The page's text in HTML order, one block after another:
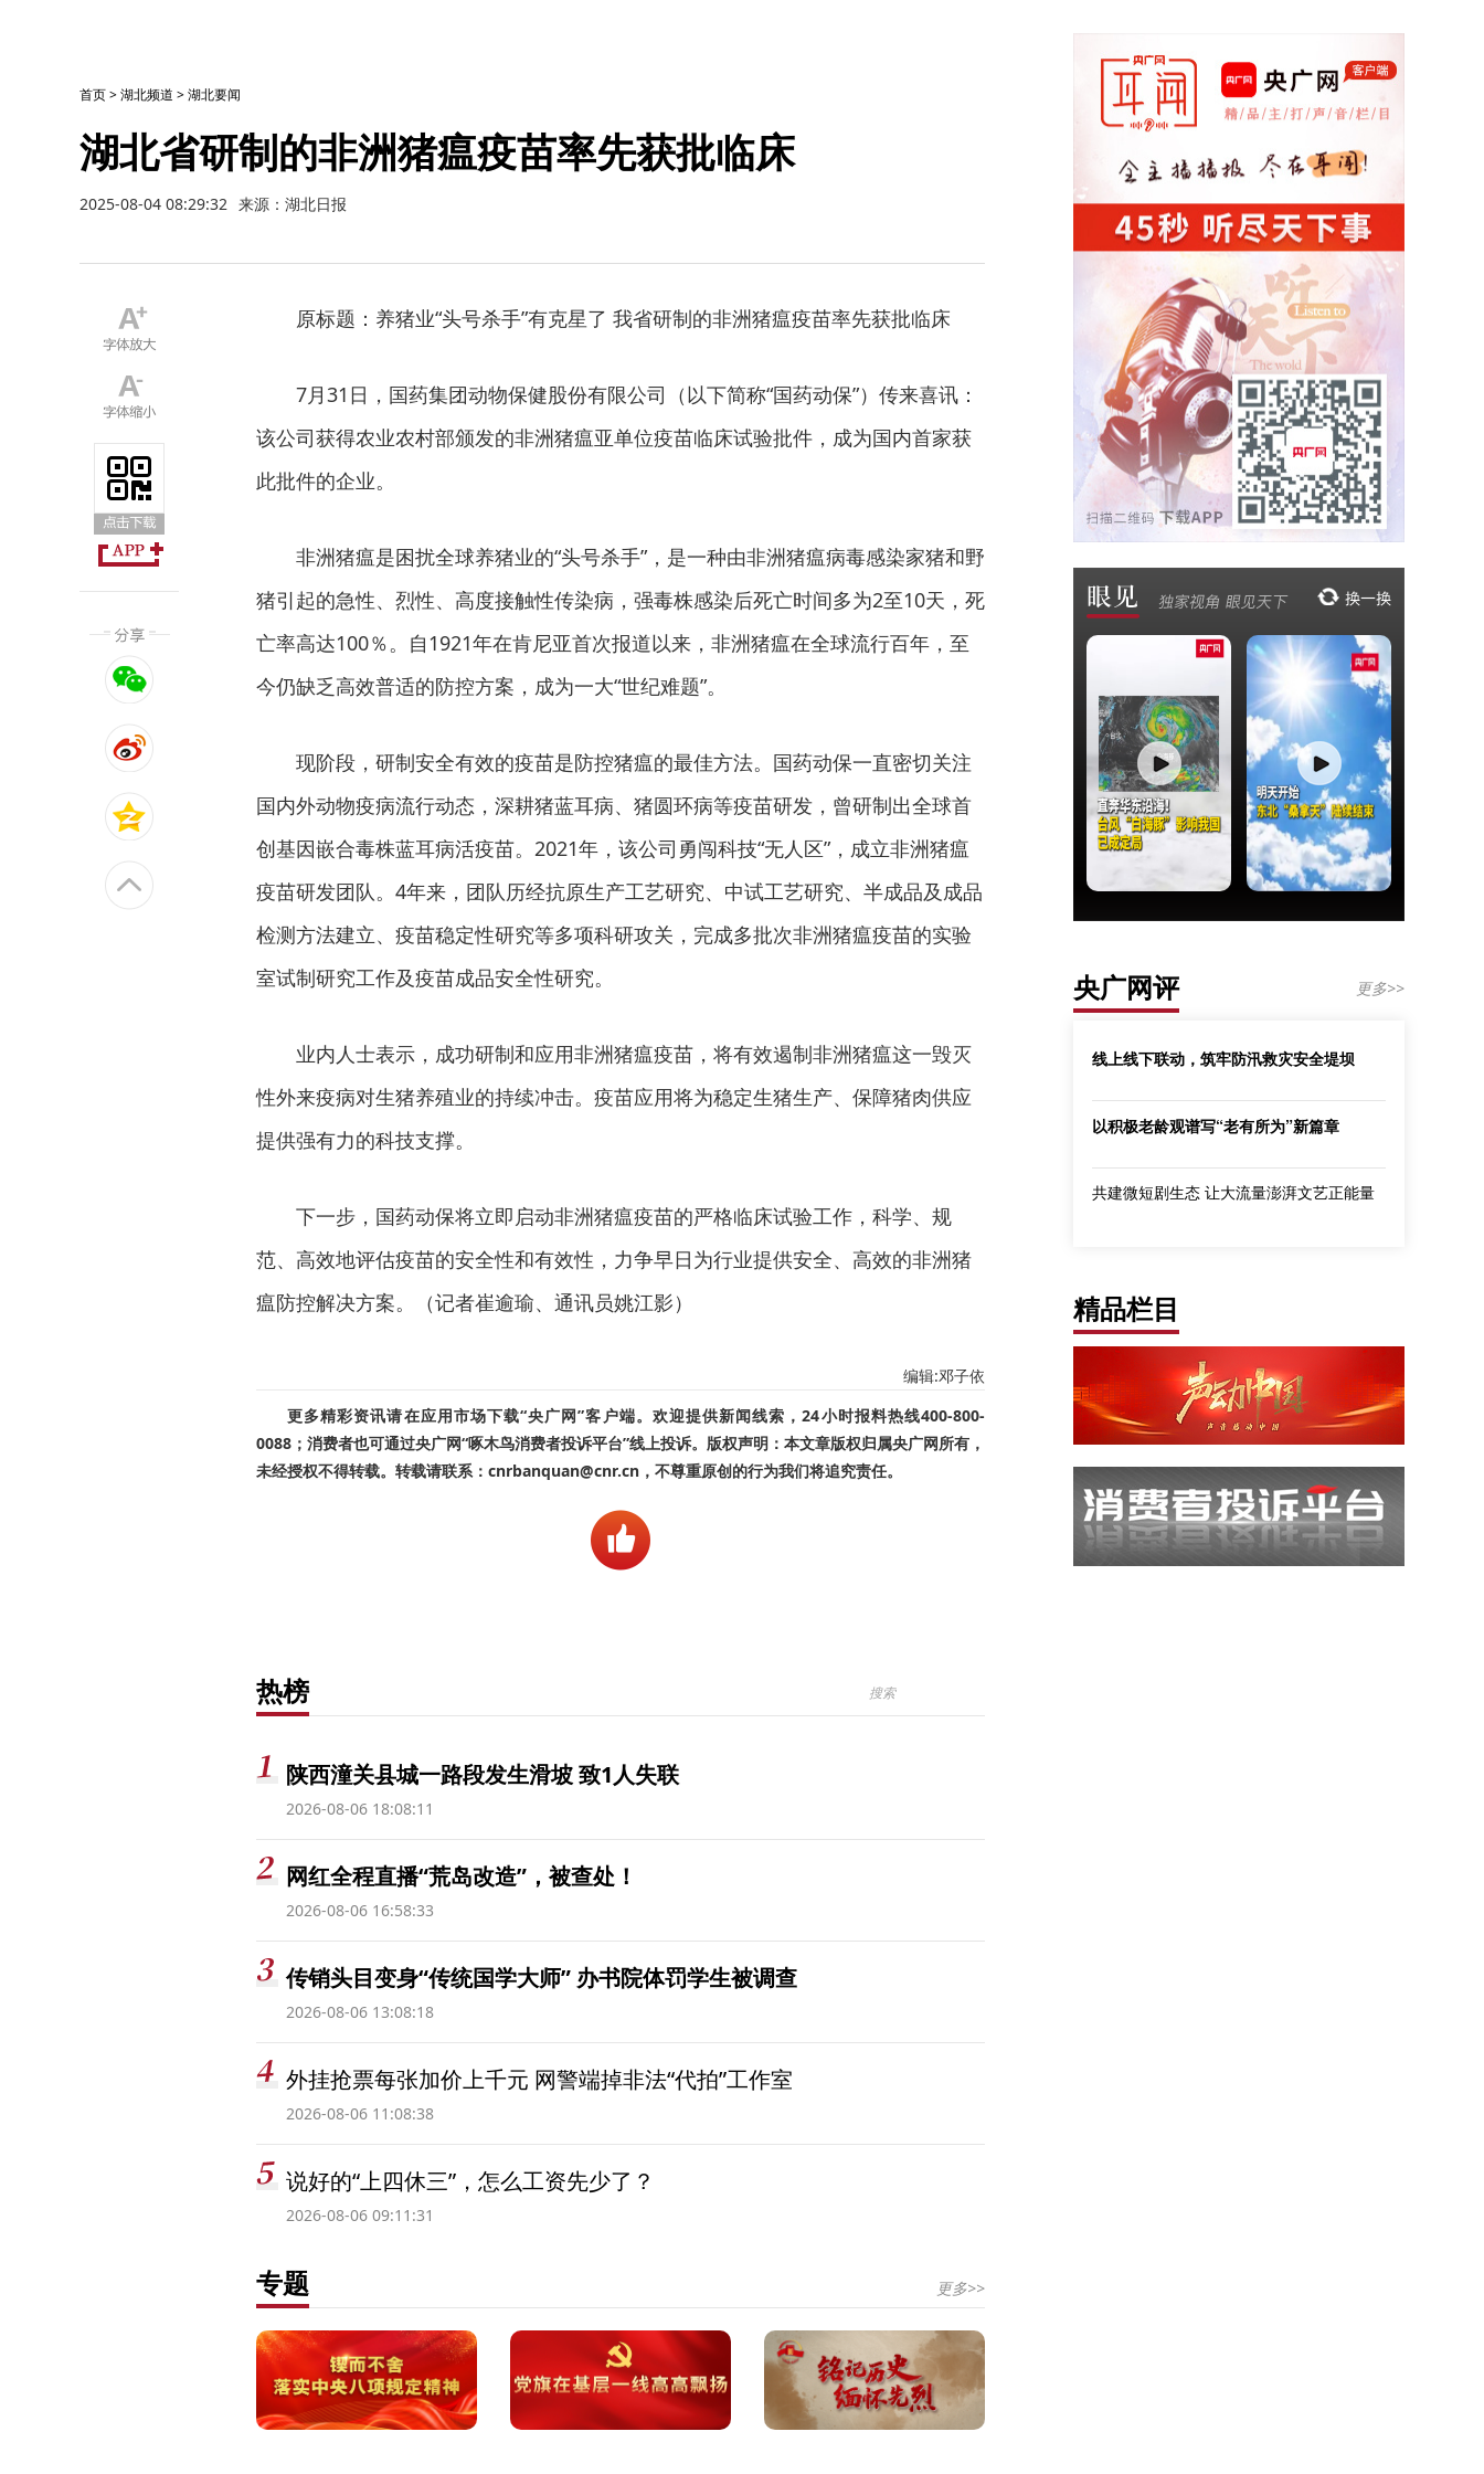
首页>湖北频道 >湖北要闻
湖北省研制的非洲猪瘟疫苗率先获批临床
2025-08-04 08:29:32 来源：湖北日报
原标题：养猪业“头号杀手”有克星了 我省研制的非洲猪瘟疫苗率先获批临床
7月31日，国药集团动物保健股份有限公司（以下简称“国药动保”）传来喜讯：
该公司获得农业农村部颁发的非洲猪瘟亚单位疫苗临床试验批件，成为国内首家获
此批件的企业。
非洲猪瘟是困扰全球养猪业的“头号杀手”，是一种由非洲猪瘟病毒感染家猪和野
猪引起的急性、烈性、高度接触性传染病，强毒株感染后死亡时间多为2至10天，死
亡率高达100％。自1921年在肯尼亚首次报道以来，非洲猪瘟在全球流行百年，至
今仍缺乏高效普适的防控方案，成为一大“世纪难题”。
现阶段，研制安全有效的疫苗是防控猪瘟的最佳方法。国药动保一直密切关注
国内外动物疫病流行动态，深耕猪蓝耳病、猪圆环病等疫苗研发，曾研制出全球首
创基因嵌合毒株蓝耳病活疫苗。2021年，该公司勇闯科技“无人区”，成立非洲猪瘟
疫苗研发团队。4年来，团队历经抗原生产工艺研究、中试工艺研究、半成品及成品
检测方法建立、疫苗稳定性研究等多项科研攻关，完成多批次非洲猪瘟疫苗的实验
室试制研究工作及疫苗成品安全性研究。
业内人士表示，成功研制和应用非洲猪瘟疫苗，将有效遏制非洲猪瘟这一毁灭
性外来疫病对生猪养殖业的持续冲击。疫苗应用将为稳定生猪生产、保障猪肉供应
提供强有力的科技支撑。
下一步，国药动保将立即启动非洲猪瘟疫苗的严格临床试验工作，科学、规
范、高效地评估疫苗的安全性和有效性，力争早日为行业提供安全、高效的非洲猪
瘟防控解决方案。（记者崔逾瑜、通讯员姚江影）
编辑:邓子依
更多精彩资讯请在应用市场下载“央广网”客户端。欢迎提供新闻线索，24小时报料热线400-800-
0088；消费者也可通过央广网“啄木鸟消费者投诉平台”线上投诉。版权声明：本文章版权归属央广网所有，
未经授权不得转载。转载请联系：cnrbanquan@cnr.cn，不尊重原创的行为我们将追究责任。
热榜
陕西潼关县城一路段发生滑坡 致1人失联
2026-08-06 18:08:11
网红全程直播“荒岛改造”，被查处！
2026-08-06 16:58:33
传销头目变身“传统国学大师” 办书院体罚学生被调查
2026-08-06 13:08:18
外挂抢票每张加价上千元 网警端掉非法“代拍”工作室
2026-08-06 11:08:38
说好的“上四休三”，怎么工资先少了？
2026-08-06 09:11:31
专题 更多>>
央广网评 更多>>
线上线下联动，筑牢防汛救灾安全堤坝
以积极老龄观谱写“老有所为”新篇章
共建微短剧生态 让大流量澎湃文艺正能量
精品栏目